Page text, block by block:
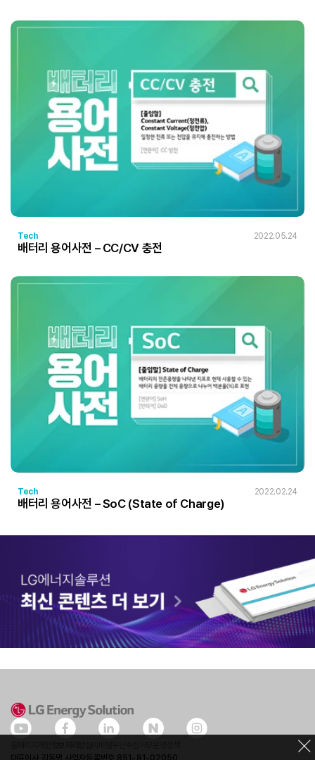
Tech 2022.05.24
배터리 용어사전 – CC/CV 충전
Tech 2022.02.24
배터리 용어사전 – SoC (State of Charge)
대표이사 김동명 사업자등록번호 851-81-02050